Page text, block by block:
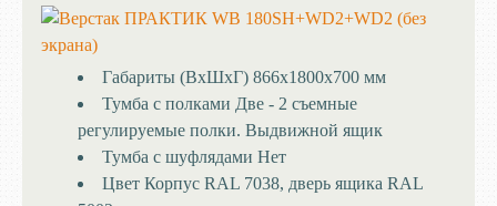
Габариты (ВхШхГ) 866x1800x700 мм
Тумба с полками Две - 2 съемные
регулируемые полки. Выдвижной ящик
Тумба с шуфлядами Нет
Цвет Корпус RAL 7038, дверь ящика RAL